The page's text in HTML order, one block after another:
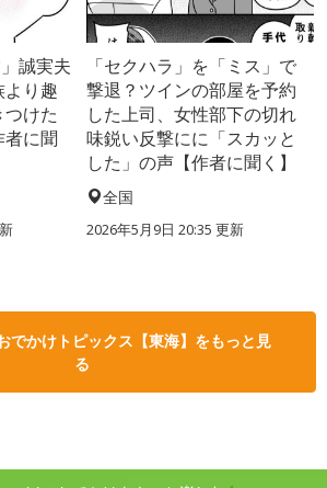
誠実夫
り趣
けた
者に聞
「セクハラ」を「ミス」で
撃退？ツインの部屋を予約
した上司、女性部下の切れ
味鋭い反撃にに「スカッと
した」の声【作者に聞く】
全国
2026年5月9日 20:35 更新
でかけトピックス【東海】をもっと見
る